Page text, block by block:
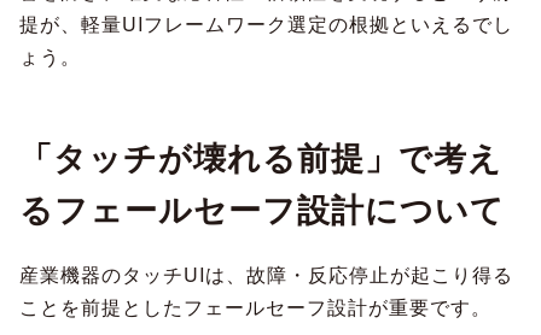
提が、軽量UIフレームワーク選定の根拠といえるでし
ょう。
「タッチが壊れる前提」で考え
るフェールセーフ設計について
産業機器のタッチUIは、故障・反応停止が起こり得る
ことを前提としたフェールセーフ設計が重要です。